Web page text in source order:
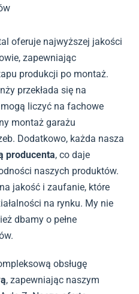
oferuje najwyższej jakości
zapewniając
produkcji po montaż.
przekłada się na
liczyć na fachowe
montaż garażu
Dodatkowo, każda nasza
producenta, co daje
naszych produktów.
jakość i zaufanie, które
na rynku. My nie
dbamy o pełne
obsługę
, zapewniając naszym